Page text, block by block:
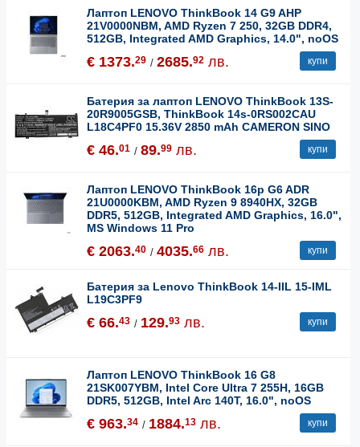
Лаптоп LENOVO ThinkBook 14 G9 AHP
21V0000NBM, AMD Ryzen 7 250, 32GB DDR4,
512GB, Integrated AMD Graphics, 14.0", noOS
€ 1373.29 / 2685.92 лв. купи
Батерия за лаптоп LENOVO ThinkBook 13S-
20R9005GSB, ThinkBook 14s-0RS002CAU
L18C4PF0 15.36V 2850 mAh CAMERON SINO
€ 46.01 / 89.99 лв. купи
Лаптоп LENOVO ThinkBook 16p G6 ADR
21U0000KBM, AMD Ryzen 9 8940HX, 32GB
DDR5, 512GB, Integrated AMD Graphics, 16.0",
MS Windows 11 Pro
€ 2063.40 / 4035.66 лв. купи
Батерия за Lenovo ThinkBook 14-IIL 15-IML
L19C3PF9
€ 66.43 / 129.93 лв. купи
Лаптоп LENOVO ThinkBook 16 G8
21SK007YBM, Intel Core Ultra 7 255H, 16GB
DDR5, 512GB, Intel Arc 140T, 16.0", noOS
€ 963.34 / 1884.13 лв. купи